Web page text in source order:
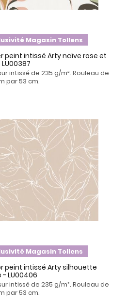
Magasin Tollens
peint intissé Arty naïve rose et
intissé de 235 g/m². Rouleau de
par 53 cm.
Magasin Tollens
peint intissé Arty silhouette
- LU00406
intissé de 235 g/m². Rouleau de
par 53 cm.